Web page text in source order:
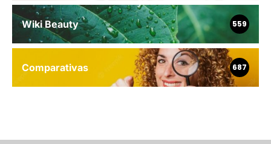
Wiki Beauty 559
Comparativas 687